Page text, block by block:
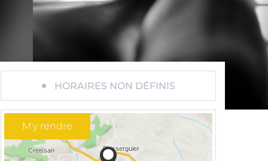
HORAIRES NON DÉFINIS
M'y rendre